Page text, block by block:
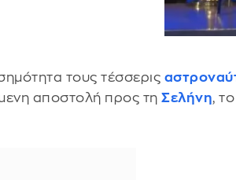
τους τέσσερις
αποστολή προς τηΣελήνη, το